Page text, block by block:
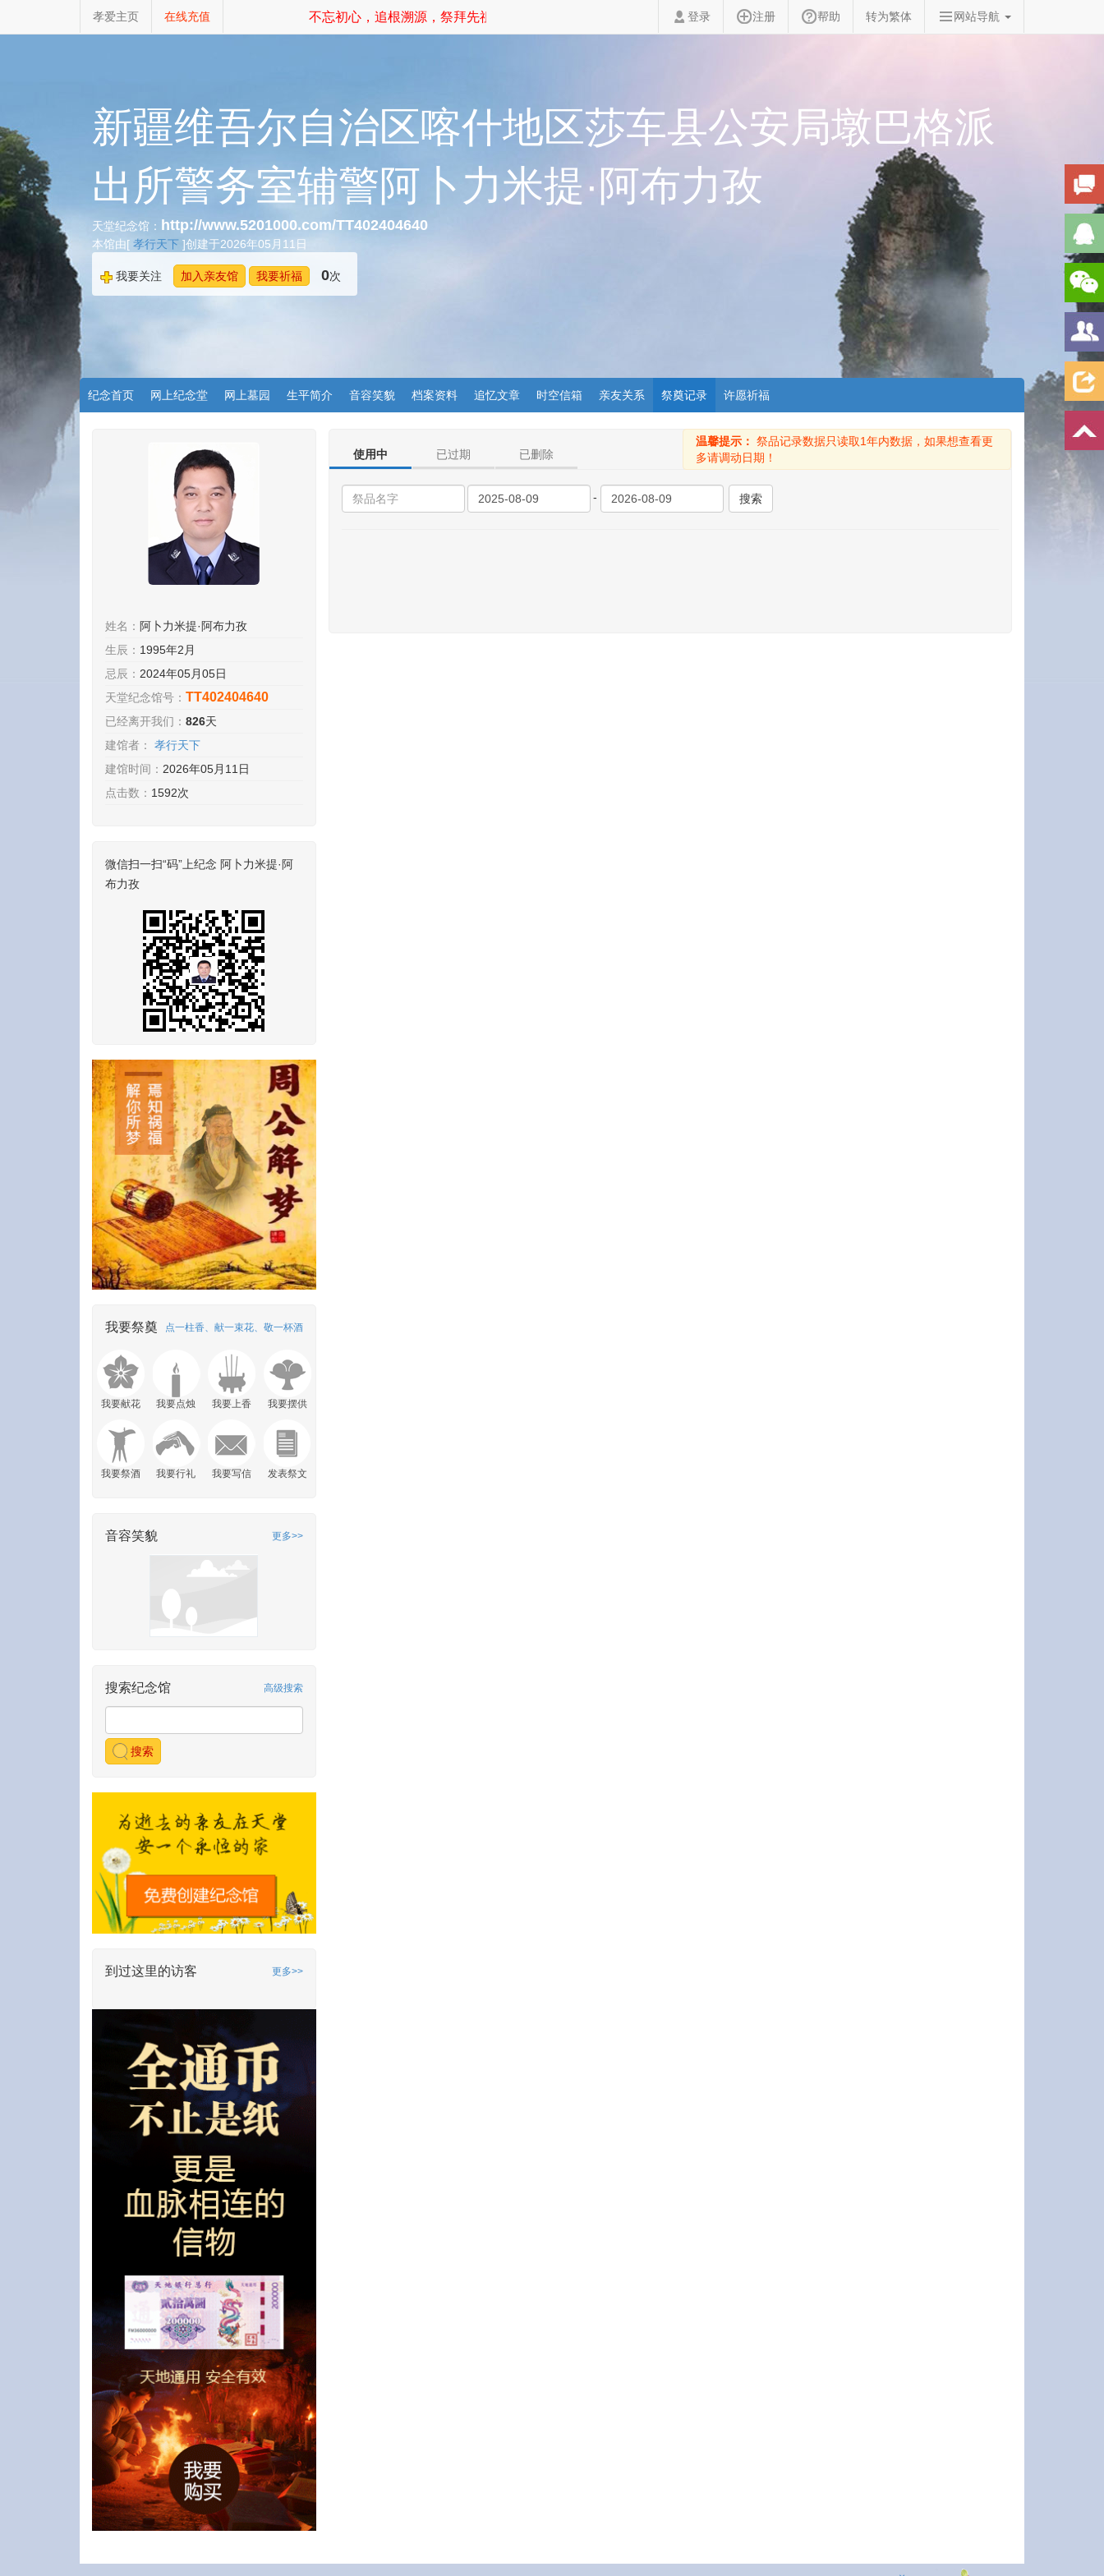
孝爱主页 在线充值 不忘初心，追根溯源，祭拜先祖，家道斐然！ 登录 注册 帮助 转为繁体 网站导航
新疆维吾尔自治区喀什地区莎车县公安局墩巴格派
出所警务室辅警阿卜力米提·阿布力孜
天堂纪念馆： http://www.5201000.com/TT402404640
本馆由[ 孝行天下 ]创建于2026年05月11日
我要关注 加入亲友馆 我要祈福 0次
纪念首页 网上纪念堂 网上墓园 生平简介 音容笑貌 档案资料 追忆文章 时空信箱 亲友关系 祭奠记录 许愿祈福
姓名： 阿卜力米提·阿布力孜
生辰： 1995年2月
忌辰： 2024年05月05日
天堂纪念馆号： TT402404640
已经离开我们： 826天
建馆者：
孝行天下
建馆时间： 2026年05月11日
点击数： 1592次
微信扫一扫“码”上纪念 阿卜力米提·阿
布力孜
我要祭奠 点一柱香、献一束花、敬一杯酒
我要献花 我要点烛 我要上香 我要摆供
我要祭酒 我要行礼 我要写信 发表祭文
音容笑貌 更多>>
搜索纪念馆 高级搜索
搜索
到过这里的访客 更多>>
使用中 已过期 已删除
温馨提示： 祭品记录数据只读取1年内数据，如果想查看更
多请调动日期！
- 搜索